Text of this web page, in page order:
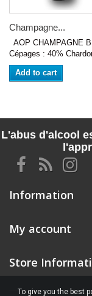
Champagne...
AOP CHAMPAGNE
Cépages : 40%
Add to cart
L'abus d'alcool
Information
My account
Store
To give you the best